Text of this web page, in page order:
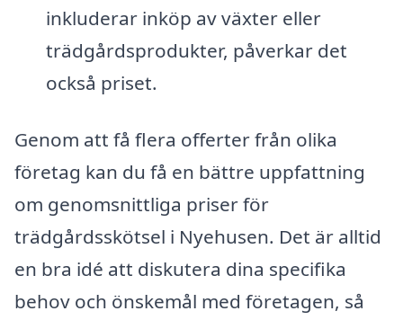
inkluderar inköp av växter eller
trädgårdsprodukter, påverkar det
också priset.
Genom att få flera offerter från olika
företag kan du få en bättre uppfattning
om genomsnittliga priser för
trädgårdsskötsel i Nyehusen. Det är alltid
en bra idé att diskutera dina specifika
behov och önskemål med företagen, så